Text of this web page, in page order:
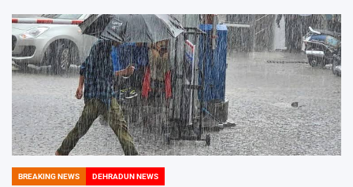
POSTED
BREAKING NEWS DEHRADUN NEWS